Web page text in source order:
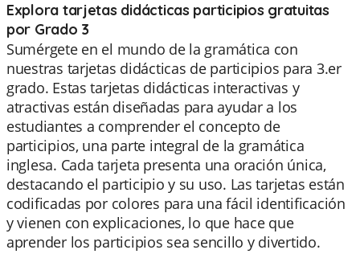
Explora tarjetas didácticas participios gratuitas
por Grado 3
Sumérgete en el mundo de la gramática con
nuestras tarjetas didácticas de participios para 3.er
grado. Estas tarjetas didácticas interactivas y
atractivas están diseñadas para ayudar a los
estudiantes a comprender el concepto de
participios, una parte integral de la gramática
inglesa. Cada tarjeta presenta una oración única,
destacando el participio y su uso. Las tarjetas están
codificadas por colores para una fácil identificación
y vienen con explicaciones, lo que hace que
aprender los participios sea sencillo y divertido.